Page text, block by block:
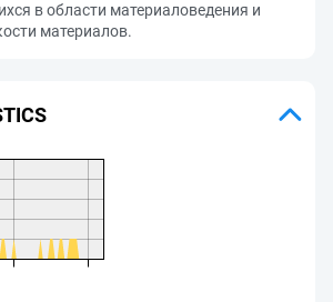
в области материаловедения и
материалов.